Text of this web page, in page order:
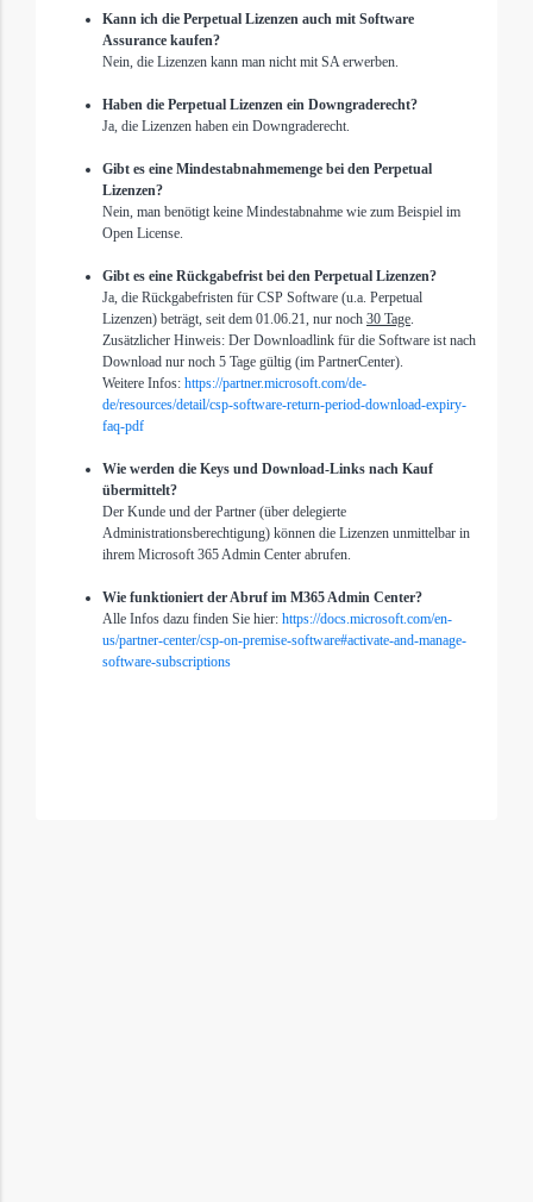
Kann ich die Perpetual Lizenzen auch mit Software
Assurance kaufen?
Nein, die Lizenzen kann man nicht mit SA erwerben.
Haben die Perpetual Lizenzen ein Downgraderecht?
Ja, die Lizenzen haben ein Downgraderecht.
Gibt es eine Mindestabnahmemenge bei den Perpetual
Lizenzen?
Nein, man benötigt keine Mindestabnahme wie zum Beispiel im
Open License.
Gibt es eine Rückgabefrist bei den Perpetual Lizenzen?
Ja, die Rückgabefristen für CSP Software (u.a. Perpetual
Lizenzen) beträgt, seit dem 01.06.21, nur noch 30 Tage.
Zusätzlicher Hinweis: Der Downloadlink für die Software ist nach
Download nur noch 5 Tage gültig (im PartnerCenter).
Weitere Infos: https://partner.microsoft.com/de-
de/resources/detail/csp-software-return-period-download-expiry-
faq-pdf
Wie werden die Keys und Download-Links nach Kauf
übermittelt?
Der Kunde und der Partner (über delegierte
Administrationsberechtigung) können die Lizenzen unmittelbar in
ihrem Microsoft 365 Admin Center abrufen.
Wie funktioniert der Abruf im M365 Admin Center?
Alle Infos dazu finden Sie hier: https://docs.microsoft.com/en-
us/partner-center/csp-on-premise-software#activate-and-manage-
software-subscriptions